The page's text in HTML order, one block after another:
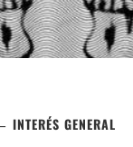
INTERÉS GENERAL